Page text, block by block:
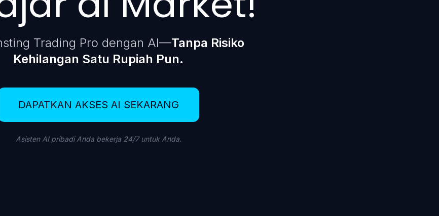
Trading Pro dengan AI—Tanpa Risiko
Kehilangan Satu Rupiah Pun.
DAPATKAN AKSES AI SEKARANG
Asisten AI pribadi Anda bekerja 24/7 untuk Anda.